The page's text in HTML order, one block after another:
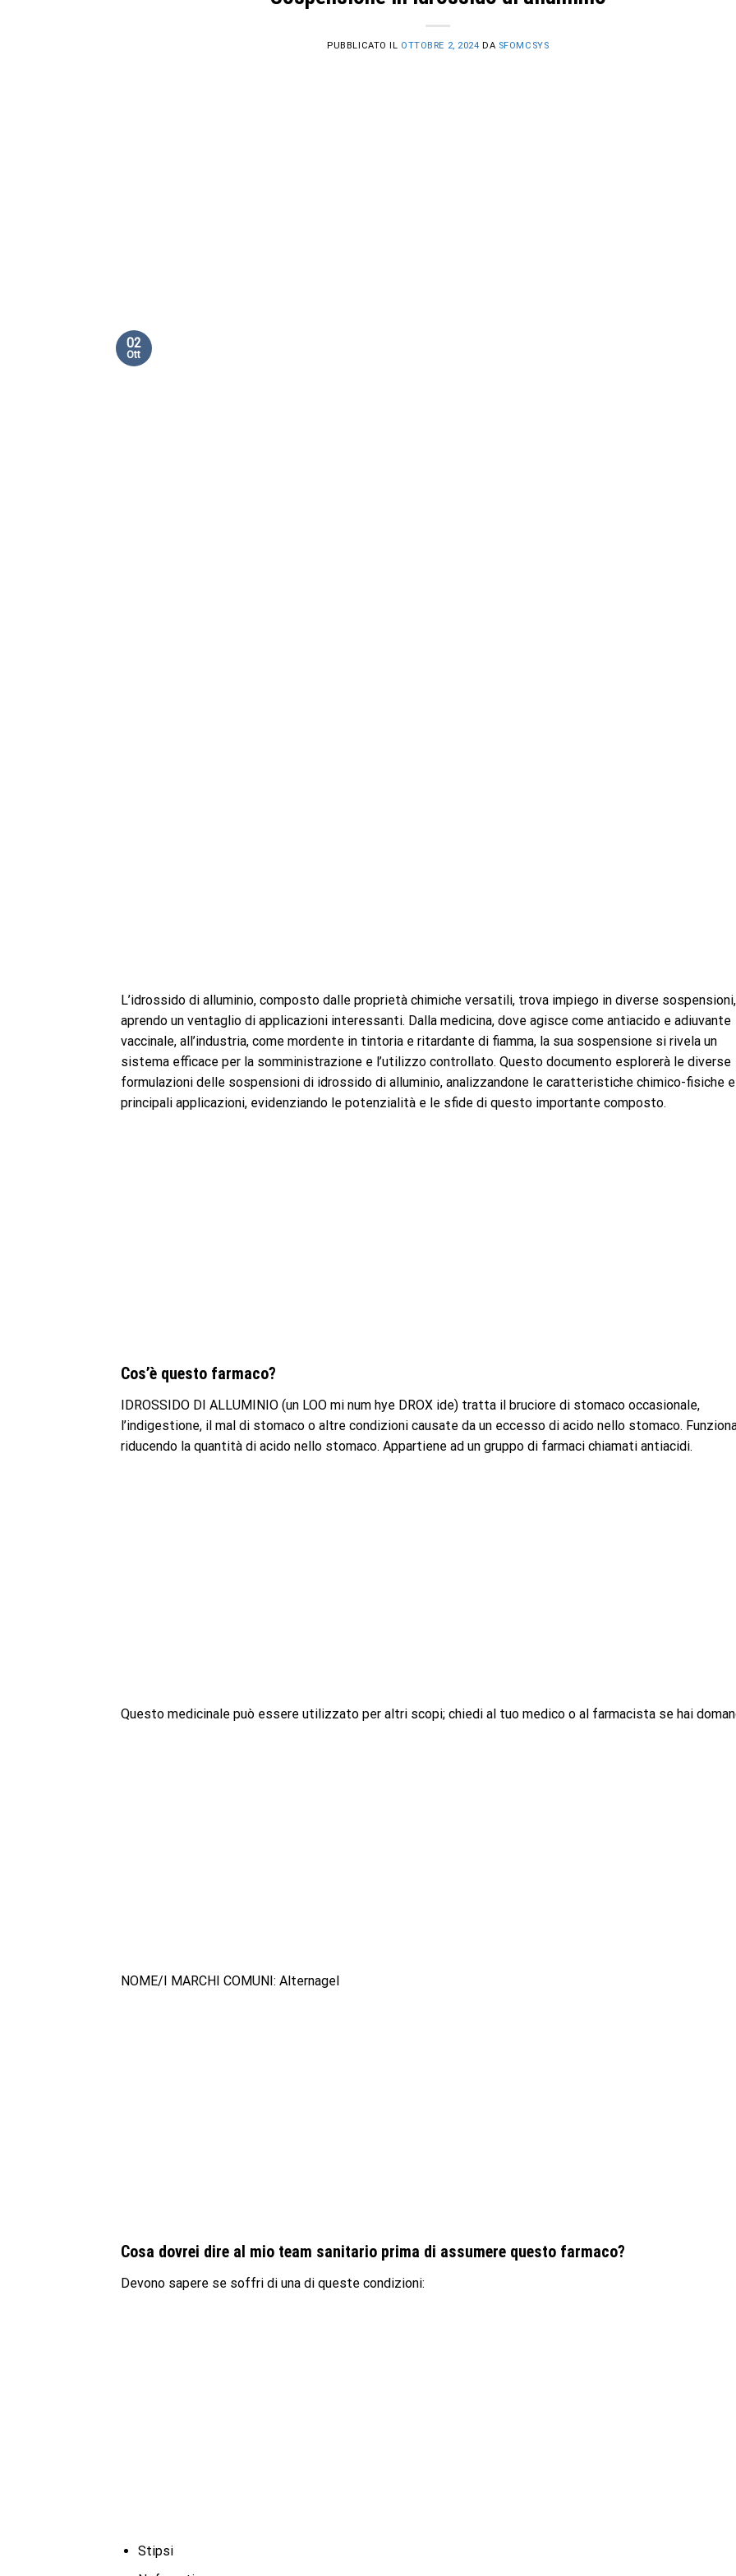
PUBBLICATO IL OTTOBRE 2, 2024 DA SFOMCSYS
02
Ott
L’idrossido di alluminio, composto dalle proprietà chimiche versatili, trova impiego in diverse sospensioni,
aprendo un ventaglio di applicazioni interessanti. Dalla medicina, dove agisce come antiacido e adiuvante
vaccinale, all’industria, come mordente in tintoria e ritardante di fiamma, la sua sospensione si rivela un
sistema efficace per la somministrazione e l’utilizzo controllato. Questo documento esplorerà le diverse
formulazioni delle sospensioni di idrossido di alluminio, analizzandone le caratteristiche chimico-fisiche
principali applicazioni, evidenziando le potenzialità e le sfide di questo importante composto.
Cos’è questo farmaco?
IDROSSIDO DI ALLUMINIO (un LOO mi num hye DROX ide) tratta il bruciore di stomaco occasionale,
l’indigestione, il mal di stomaco o altre condizioni causate da un eccesso di acido nello stomaco.
riducendo la quantità di acido nello stomaco. Appartiene ad un gruppo di farmaci chiamati antiacidi.
Questo medicinale può essere utilizzato per altri scopi; chiedi al tuo medico o al farmacista se hai
NOME/I MARCHI COMUNI: Alternagel
Cosa dovrei dire al mio team sanitario prima di assumere questo farmaco?
Devono sapere se soffri di una di queste condizioni:
Stipsi